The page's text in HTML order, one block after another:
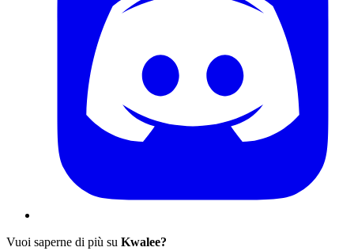
Vuoi saperne di più su Kwalee?